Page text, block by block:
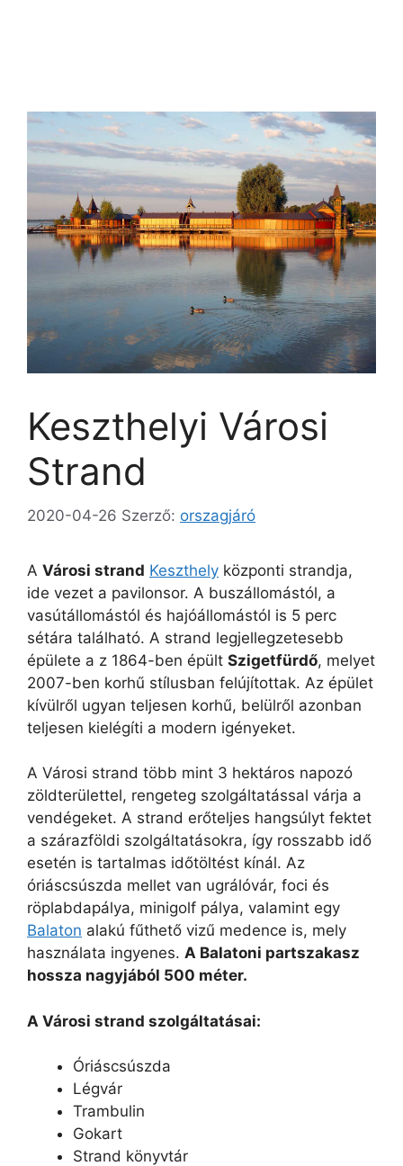
Keszthelyi Városi
Strand
2020-04-26 Szerző: orszagjáró
A Városi strand Keszthely központi strandja,
ide vezet a pavilonsor. A buszállomástól, a
vasútállomástól és hajóállomástól is 5 perc
sétára található. A strand legjellegzetesebb
épülete a z 1864-ben épült Szigetfürdő, melyet
2007-ben korhű stílusban felújítottak. Az épület
kívülről ugyan teljesen korhű, belülről azonban
teljesen kielégíti a modern igényeket.
A Városi strand több mint 3 hektáros napozó
zöldterülettel, rengeteg szolgáltatással várja a
vendégeket. A strand erőteljes hangsúlyt fektet
a szárazföldi szolgáltatásokra, így rosszabb idő
esetén is tartalmas időtöltést kínál. Az
óriáscsúszda mellet van ugrálóvár, foci és
röplabdapálya, minigolf pálya, valamint egy
Balaton alakú fűthető vizű medence is, mely
használata ingyenes. A Balatoni partszakasz
hossza nagyjából 500 méter.
A Városi strand szolgáltatásai:
Óriáscsúszda
Légvár
Trambulin
Gokart
Strand könyvtár